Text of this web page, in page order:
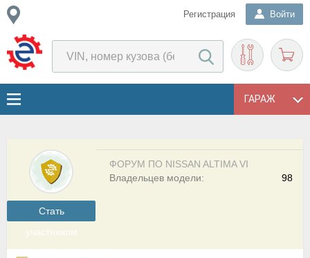
Регистрация Войти
ГАРАЖ
Cтать
участником
ФОРУМ ПО NISSAN ALTIMA VI
98
Владельцев модели: